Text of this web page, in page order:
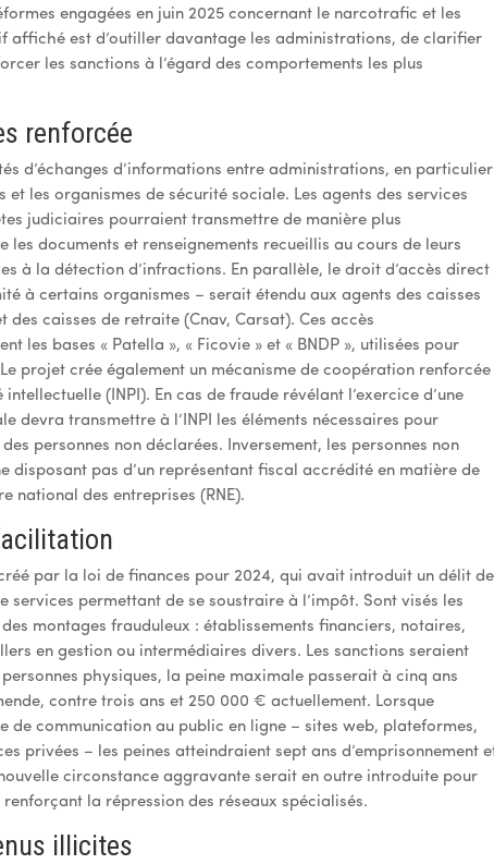
engagées en juin 2025 concernant le narcotrafic et les
affiché est d’outiller davantage les administrations, de clarifier
les sanctions à l’égard des comportements les plus
renforcée
d’échanges d’informations entre administrations, en particulier
et les organismes de sécurité sociale. Les agents des services
judiciaires pourraient transmettre de manière plus
les documents et renseignements recueillis au cours de leurs
à la détection d’infractions. En parallèle, le droit d’accès direct
à certains organismes – serait étendu aux agents des caisses
des caisses de retraite (Cnav, Carsat). Ces accès
les bases « Patella », « Ficovie » et « BNDP », utilisées pour
projet crée également un mécanisme de coopération renforcée
(INPI). En cas de fraude révélant l’exercice d’une
devra transmettre à l’INPI les éléments nécessaires pour
personnes non déclarées. Inversement, les personnes non
disposant pas d’un représentant fiscal accrédité en matière de
national des entreprises (RNE).
par la loi de finances pour 2024, qui avait introduit un délit de
services permettant de se soustraire à l’impôt. Sont visés les
montages frauduleux : établissements financiers, notaires,
en gestion ou intermédiaires divers. Les sanctions seraient
physiques, la peine maximale passerait à cinq ans
contre trois ans et 250 000 € actuellement. Lorsque
de communication au public en ligne – sites web, plateformes,
privées – les peines atteindraient sept ans d’emprisonnement
circonstance aggravante serait en outre introduite pour
la répression des réseaux spécialisés.
illicites